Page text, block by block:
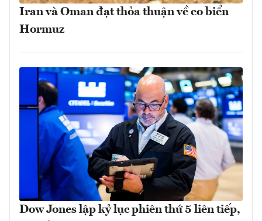
Iran và Oman đạt thỏa thuận về eo biển
Hormuz
Dow Jones lập kỷ lục phiên thứ 5 liên tiếp,